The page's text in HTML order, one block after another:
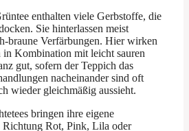
enthalten viele Gerbstoffe, die
Sie hinterlassen meist
braune Verfärbungen. Hier wirken
in Kombination mit leicht sauren
gut, sofern der Teppich das
nacheinander sind oft
wieder gleichmäßig aussieht.
bringen ihre eigene
Richtung Rot, Pink, Lila oder